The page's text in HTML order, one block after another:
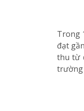
Trong
đạt
thu từ
trường